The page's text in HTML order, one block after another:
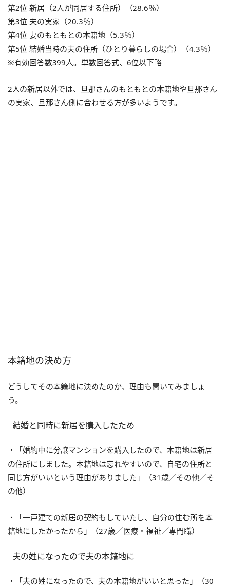
第2位 新居（2人が同居する住所）（28.6％）
第3位 夫の実家（20.3％）
第4位 妻のもともとの本籍地（5.3％）
第5位 結婚当時の夫の住所（ひとり暮らしの場合）（4.3％）
※有効回答数399人。単数回答式、6位以下略
2人の新居以外では、旦那さんのもともとの本籍地や旦那さん
の実家、旦那さん側に合わせる方が多いようです。
本籍地の決め方
どうしてその本籍地に決めたのか、理由も聞いてみましょ
う。
結婚と同時に新居を購入したため
・「婚約中に分譲マンションを購入したので、本籍地は新居
の住所にしました。本籍地は忘れやすいので、自宅の住所と
同じ方がいいという理由がありました」（31歳／その他／そ
の他）
・「一戸建ての新居の契約もしていたし、自分の住む所を本
籍地にしたかったから」（27歳／医療・福祉／専門職）
夫の姓になったので夫の本籍地に
・「夫の姓になったので、夫の本籍地がいいと思った」（30